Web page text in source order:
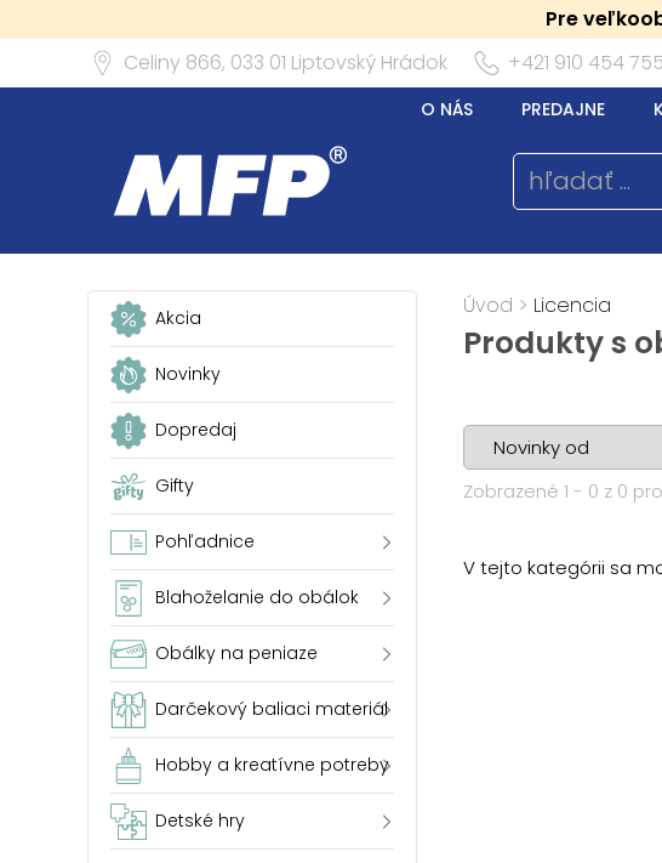
Pre
Celiny 866, 033 01 Liptovský Hrádok +421 910 454 755
O NÁS PREDAJNE
Akcia
Novinky
Dopredaj
Gifty
Pohľadnice
Blahoželanie do obálok
Obálky na peniaze
Darčekový baliaci materiál
Hobby a kreatívne potreby
Detské hry
Úvod > Licencia
Produkty s
Zobrazené 1 - 0 z 0
V tejto kategórii sa